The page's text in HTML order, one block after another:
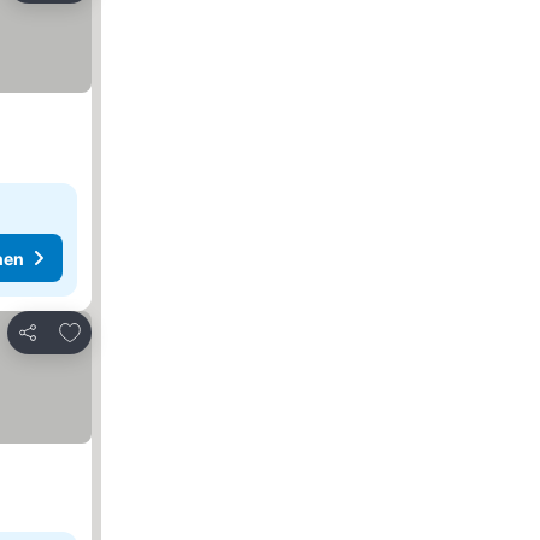
Teilen
Zu Favoriten hinzufügen